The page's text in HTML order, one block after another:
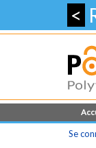
<
Se